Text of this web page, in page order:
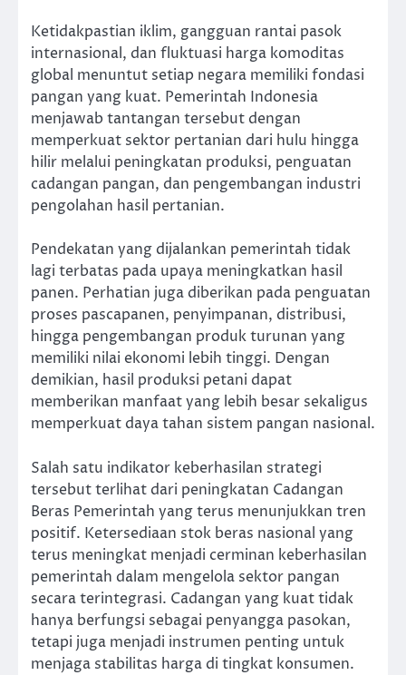
Ketidakpastian iklim, gangguan rantai pasok
internasional, dan fluktuasi harga komoditas
global menuntut setiap negara memiliki fondasi
pangan yang kuat. Pemerintah Indonesia
menjawab tantangan tersebut dengan
memperkuat sektor pertanian dari hulu hingga
hilir melalui peningkatan produksi, penguatan
cadangan pangan, dan pengembangan industri
pengolahan hasil pertanian.
Pendekatan yang dijalankan pemerintah tidak
lagi terbatas pada upaya meningkatkan hasil
panen. Perhatian juga diberikan pada penguatan
proses pascapanen, penyimpanan, distribusi,
hingga pengembangan produk turunan yang
memiliki nilai ekonomi lebih tinggi. Dengan
demikian, hasil produksi petani dapat
memberikan manfaat yang lebih besar sekaligus
memperkuat daya tahan sistem pangan nasional.
Salah satu indikator keberhasilan strategi
tersebut terlihat dari peningkatan Cadangan
Beras Pemerintah yang terus menunjukkan tren
positif. Ketersediaan stok beras nasional yang
terus meningkat menjadi cerminan keberhasilan
pemerintah dalam mengelola sektor pangan
secara terintegrasi. Cadangan yang kuat tidak
hanya berfungsi sebagai penyangga pasokan,
tetapi juga menjadi instrumen penting untuk
menjaga stabilitas harga di tingkat konsumen.